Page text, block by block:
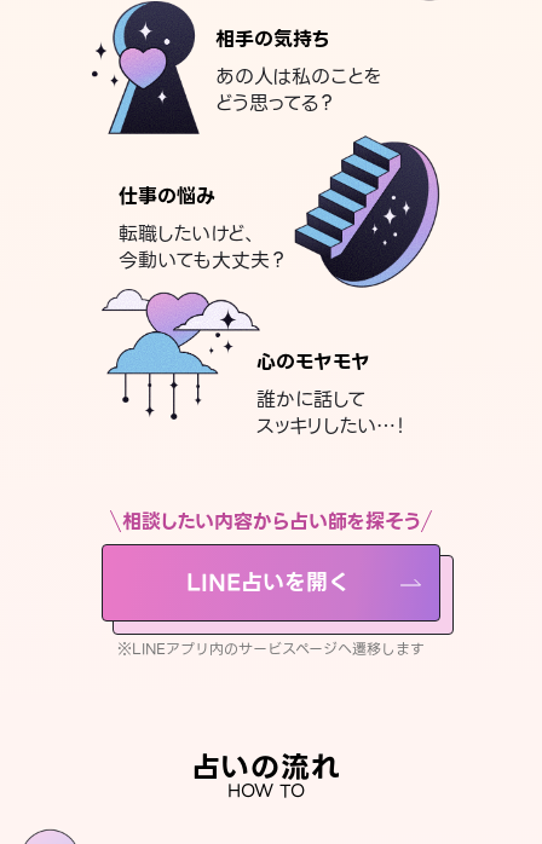
相手の気持ち
あの人は私のことを
どう思ってる？
仕事の悩み
転職したいけど、
今動いても大丈夫？
心のモヤモヤ
誰かに話して
スッキリしたい…！
相談したい内容から占い師を探そう
LINE占いを開く
※LINEアプリ内のサービスページへ遷移します
占いの流れ
HOW TO